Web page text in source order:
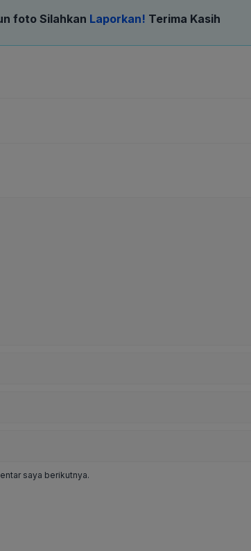
foto Silahkan Laporkan! Terima Kasih
saya berikutnya.